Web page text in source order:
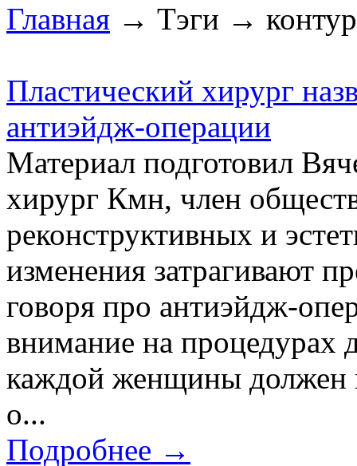
Главная → Тэги →
Пластический хирург
антиэйдж-операции
Материал подготовил
хирург Кмн, член
реконструктивных и
изменения затрагивают
говоря про антиэйдж-
внимание на процедурах
каждой женщины должен
о...
Подробнее →